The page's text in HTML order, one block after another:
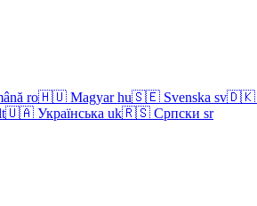
ro🇭🇺 Magyar hu🇸🇪 Svenska sv🇩🇰
🇺🇦 Українська uk🇷🇸 Српски sr